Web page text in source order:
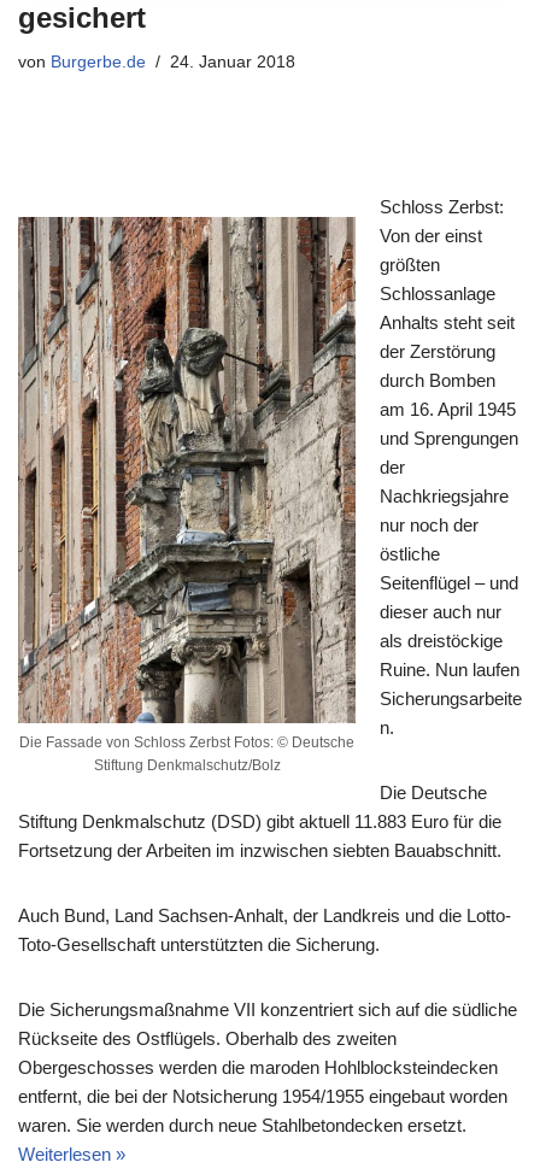
gesichert
von Burgerbe.de 24. Januar 2018
Die Fassade von Schloss Zerbst Fotos: © Deutsche
Stiftung Denkmalschutz/Bolz
Schloss Zerbst:
Von der einst
größten
Schlossanlage
Anhalts steht seit
der Zerstörung
durch Bomben
am 16. April 1945
und Sprengungen
der
Nachkriegsjahre
nur noch der
östliche
Seitenflügel – und
dieser auch nur
als dreistöckige
Ruine. Nun laufen
Sicherungsarbeite
n.
Die Deutsche
Stiftung Denkmalschutz (DSD) gibt aktuell 11.883 Euro für die
Fortsetzung der Arbeiten im inzwischen siebten Bauabschnitt.
Auch Bund, Land Sachsen-Anhalt, der Landkreis und die Lotto-
Toto-Gesellschaft unterstützten die Sicherung.
Die Sicherungsmaßnahme VII konzentriert sich auf die südliche
Rückseite des Ostflügels. Oberhalb des zweiten
Obergeschosses werden die maroden Hohlblocksteindecken
entfernt, die bei der Notsicherung 1954/1955 eingebaut worden
waren. Sie werden durch neue Stahlbetondecken ersetzt.
Weiterlesen »